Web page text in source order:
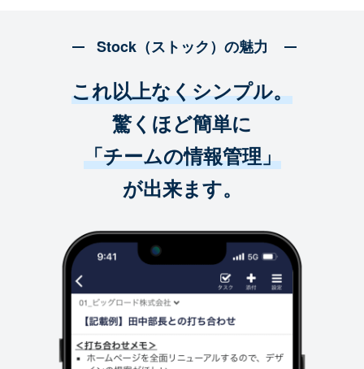
Stock（ストック）の魅力
これ以上なくシンプル。
驚くほど簡単に
「チームの情報管理」
が出来ます。